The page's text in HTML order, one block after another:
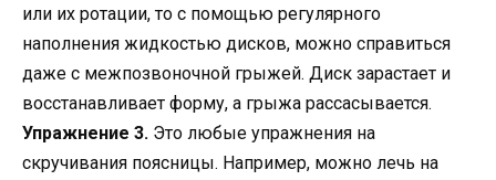
или их ротации, то с помощью регулярного
наполнения жидкостью дисков, можно справиться
даже с межпозвоночной грыжей. Диск зарастает и
восстанавливает форму, а грыжа рассасывается.
Упражнение 3. Это любые упражнения на
скручивания поясницы. Например, можно лечь на